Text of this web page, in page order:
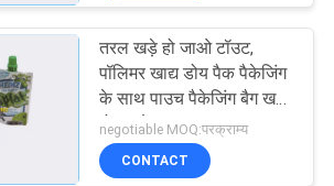
तरल खड़े हो जाओ टॉउट,
पॉलिमर खाद्य डोय पैक पैकेजिंग
के साथ पाउच पैकेजिंग बैग खड़े
हो जाओ
negotiable MOQ:परक्राम्य
CONTACT